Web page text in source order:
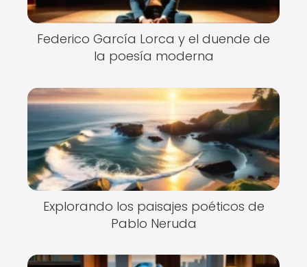
Federico García Lorca y el duende de
la poesía moderna
Explorando los paisajes poéticos de
Pablo Neruda